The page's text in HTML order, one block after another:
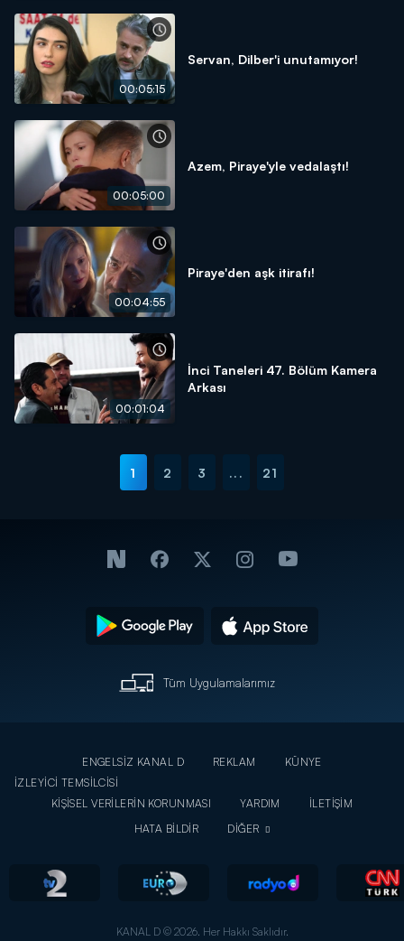
00:05:15
Servan, Dilber'i unutamıyor!
00:05:00
Azem, Piraye'yle vedalaştı!
00:04:55
Piraye'den aşk itirafı!
00:01:04
İnci Taneleri 47. Bölüm Kamera
Arkası
1 2 3 ... 21
Tüm Uygulamalarımız
ENGELSİZ KANAL D REKLAM
KÜNYE
İZLEYİCİ TEMSİLCİSİ
KİŞİSEL VERİLERİN KORUNMASI
YARDIM
İLETİŞİM
HATA BİLDİR
DİĞER
KANAL D © 2026. Her Hakkı Saklıdır.